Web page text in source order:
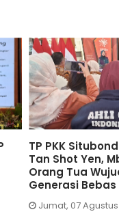
TP PKK
Tan Shot Yen,
Orang Tua
Generasi
Jumat, 07